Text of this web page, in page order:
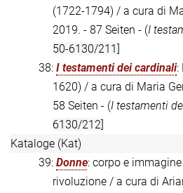
(1722-1794) / a cura di
2019. - 87 Seiten - (I
50-6130/211]
38: I testamenti dei cardinali:
1620) / a cura di Maria
58 Seiten - (I testamenti
6130/212]
Kataloge (Kat)
39: Donne: corpo e
rivoluzione / a cura di